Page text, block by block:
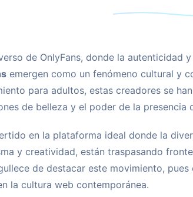
de OnlyFans, donde la autenticidad
emergen como un fenómeno cultural y
para adultos, estas creadores se
de belleza y el poder de la presencia
en la plataforma ideal donde la
y creatividad, están traspasando
de destacar este movimiento,
la cultura web contemporánea.